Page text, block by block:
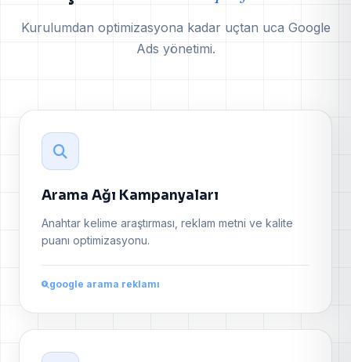
Kurulumdan optimizasyona kadar uçtan uca Google
Ads yönetimi.
Arama Ağı Kampanyaları
Anahtar kelime araştırması, reklam metni ve kalite
puanı optimizasyonu.
google arama reklamı